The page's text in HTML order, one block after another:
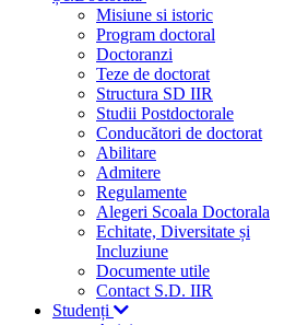
Misiune si istoric
Program doctoral
Doctoranzi
Teze de doctorat
Structura SD IIR
Studii Postdoctorale
Conducători de doctorat
Abilitare
Admitere
Regulamente
Alegeri Scoala Doctorala
Echitate, Diversitate și
Incluziune
Documente utile
Contact S.D. IIR
Studenți